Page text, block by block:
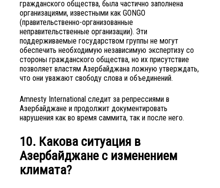
гражданского общества, была частично заполнена
организациями, известными как GONGO
(правительственно-организованные
неправительственные организации). Эти
поддерживаемые государством группы не могут
обеспечить необходимую независимую экспертизу со
стороны гражданского общества, но их присутствие
позволяет властям Азербайджана ложную утверждать,
что они уважают свободу слова и объединений.
Amnesty International следит за репрессиями в
Азербайджане и продолжит документировать
нарушения как во время саммита, так и после него.
10. Какова ситуация в
Азербайджане с изменением
климата?